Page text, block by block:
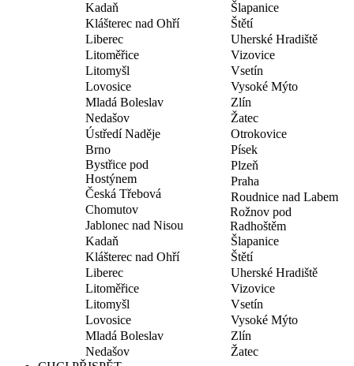
Kadaň
Klášterec nad Ohří
Liberec
Litoměřice
Litomyšl
Lovosice
Mladá Boleslav
Nedašov
Šlapanice
Štětí
Uherské Hradiště
Vizovice
Vsetín
Vysoké Mýto
Zlín
Žatec
Ústředí Naděje
Brno
Bystřice pod
Hostýnem
Česká Třebová
Chomutov
Jablonec nad Nisou
Kadaň
Klášterec nad Ohří
Liberec
Litoměřice
Litomyšl
Lovosice
Mladá Boleslav
Nedašov
Otrokovice
Písek
Plzeň
Praha
Roudnice nad Labem
Rožnov pod
Radhoštěm
Šlapanice
Štětí
Uherské Hradiště
Vizovice
Vsetín
Vysoké Mýto
Zlín
Žatec